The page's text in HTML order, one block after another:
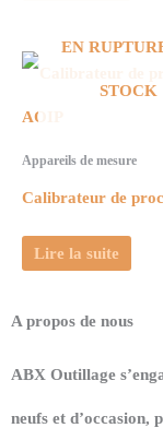
EN
STOCK
Appareils de mesure
Calibrateur de
Lire la suite
A propos de nous
ABX Outillage
neufs et d’occasion,